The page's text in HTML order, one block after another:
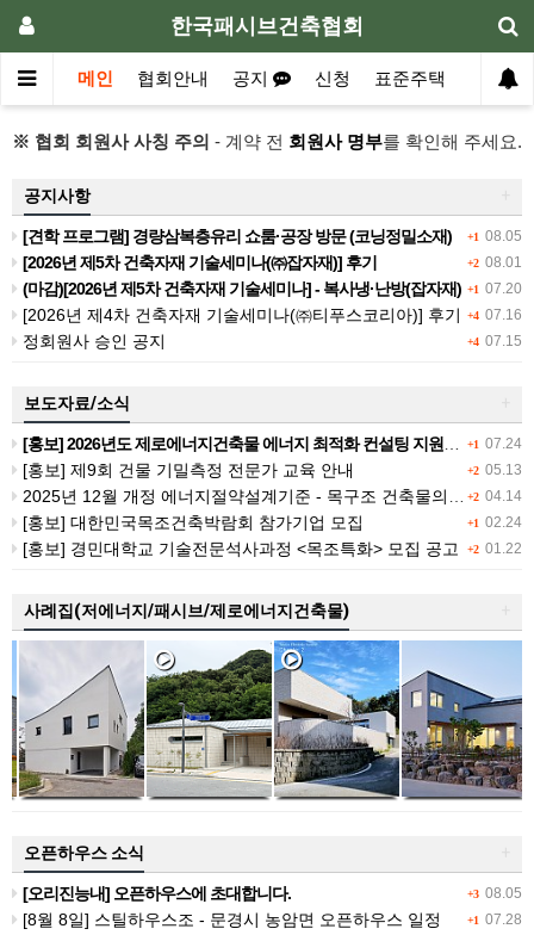
한국패시브건축협회
메인 협회안내 공지 신청 표준주택 자료실
※ 협회 회원사 사칭 주의 - 계약 전 회원사 명부를 확인해 주세요.
공지사항
+1 08.05
[견학 프로그램] 경량삼복층유리 쇼룸·공장 방문 (코닝정밀소재)
+2 08.01
[2026년 제5차 건축자재 기술세미나(㈜잡자재)] 후기
+1 07.20
(마감)[2026년 제5차 건축자재 기술세미나] - 복사냉·난방(잡자재)
+4 07.16
[2026년 제4차 건축자재 기술세미나(㈜티푸스코리아)] 후기
+4 07.15
정회원사 승인 공지
보도자료/소식
+1 07.24
[홍보] 2026년도 제로에너지건축물 에너지 최적화 컨설팅 지원사업 공고
+2 05.13
[홍보] 제9회 건물 기밀측정 전문가 교육 안내
+2 04.14
2025년 12월 개정 에너지절약설계기준 - 목구조 건축물의 열관류율 계산
+1 02.24
[홍보] 대한민국목조건축박람회 참가기업 모집
+2 01.22
[홍보] 경민대학교 기술전문석사과정 <목조특화> 모집 공고
사례집(저에너지/패시브/제로에너지건축물)
오픈하우스 소식
+3 08.05
[오리진능내] 오픈하우스에 초대합니다.
+1 07.28
[8월 8일] 스틸하우스조 - 문경시 농암면 오픈하우스 일정